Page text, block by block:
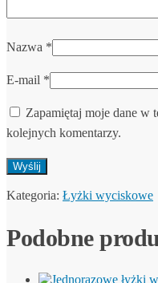
Nazwa *
E-mail *
Zapamiętaj moje dane w
kolejnych komentarzy.
Kategoria: Łyżki wyciskowe
Podobne